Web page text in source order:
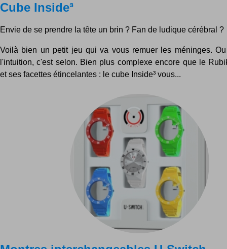
Cube Inside³
Envie de se prendre la tête un brin ? Fan de ludique cérébral ?
Voilà bien un petit jeu qui va vous remuer les méninges.
l'intuition, c'est selon. Bien plus complexe encore que le
et ses facettes étincelantes : le cube Inside³ vous...